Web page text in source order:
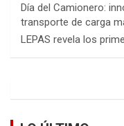
Día del Camionero:
transporte de carga
LEPAS revela los